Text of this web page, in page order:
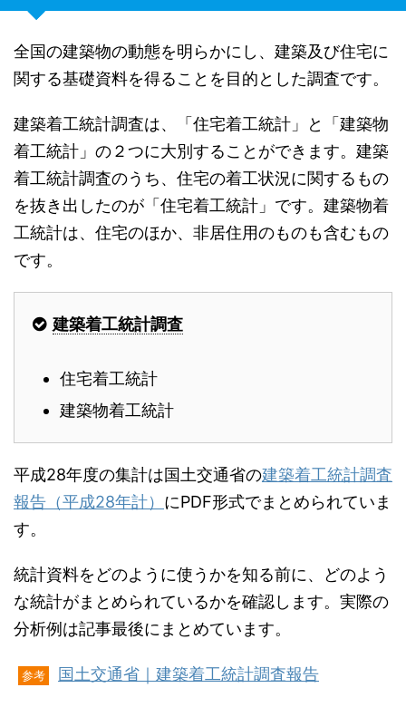
全国の建築物の動態を明らかにし、建築及び住宅に
関する基礎資料を得ることを目的とした調査です。
建築着工統計調査は、「住宅着工統計」と「建築物
着工統計」の２つに大別することができます。建築
着工統計調査のうち、住宅の着工状況に関するもの
を抜き出したのが「住宅着工統計」です。建築物着
工統計は、住宅のほか、非居住用のものも含むもの
です。
建築着工統計調査
住宅着工統計
建築物着工統計
平成28年度の集計は国土交通省の建築着工統計調査
報告（平成28年計） にPDF形式でまとめられていま
す。
統計資料をどのように使うかを知る前に、どのよう
な統計がまとめられているかを確認します。実際の
分析例は記事最後にまとめています。
参考 国土交通省｜建築着工統計調査報告